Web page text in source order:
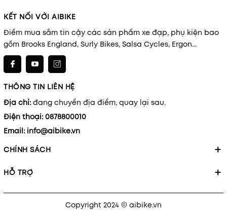
KẾT NỐI VỚI AIBIKE
Điểm mua sắm tin cậy các sản phẩm xe đạp, phụ kiện bao
gồm Brooks England, Surly Bikes, Salsa Cycles, Ergon...
THÔNG TIN LIÊN HỆ
Địa chỉ: đang chuyển địa điểm, quay lại sau.
Điện thoại: 0878800010
Email: info@aibike.vn
CHÍNH SÁCH
HỖ TRỢ
Copyright 2024 © aibike.vn